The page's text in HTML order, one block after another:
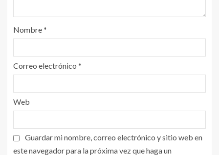
Nombre*
Correo electrónico *
Web
Guardar mi nombre, correo electrónico y sitio web en
este navegador para la próxima vez que haga un